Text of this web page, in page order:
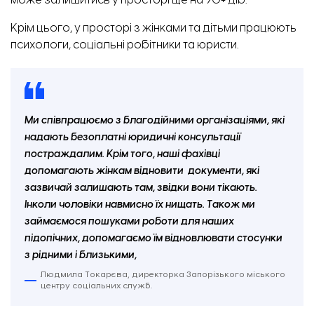
Крім цього, у просторі з жінками та дітьми працюють
психологи, соціальні робітники та юристи.
Ми співпрацюємо з благодійними організаціями, які
надають безоплатні юридичні консультації
постраждалим. Крім того, наші фахівці
допомагають жінкам відновити документи, які
зазвичай залишають там, звідки вони тікають.
Інколи чоловіки навмисно їх нищать. Також ми
займаємося пошуками роботи для наших
підопічних, допомагаємо їм відновлювати стосунки
з рідними і близькими,
Людмила Токарєва, директорка Запорізького міського
центру соціальних служб.